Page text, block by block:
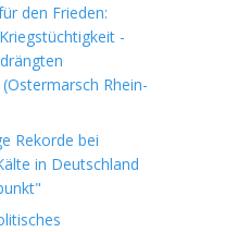
den Frieden:
-
Rhein-
Rekorde bei
in Deutschland